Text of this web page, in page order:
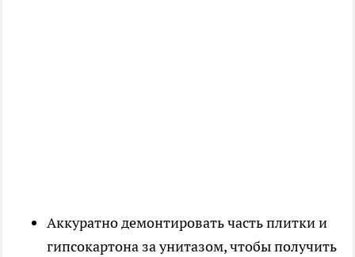
Аккуратно демонтировать часть плитки и
гипсокартона за унитазом, чтобы получить